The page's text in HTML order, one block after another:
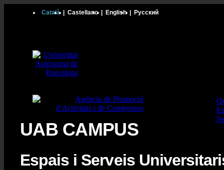
Català Castellano English Русский
UAB CAMPUS
Espais i Serveis